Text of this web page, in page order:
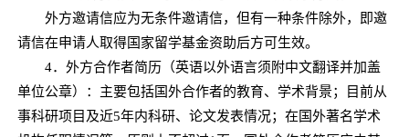
外方邀请信应为无条件邀请信，但有一种条件除外，即邀
请信在申请人取得国家留学基金资助后方可生效。
4．外方合作者简历（英语以外语言须附中文翻译并加盖
单位公章）：主要包括国外合作者的教育、学术背景；目前从
事科研项目及近5年内科研、论文发表情况；在国外著名学术